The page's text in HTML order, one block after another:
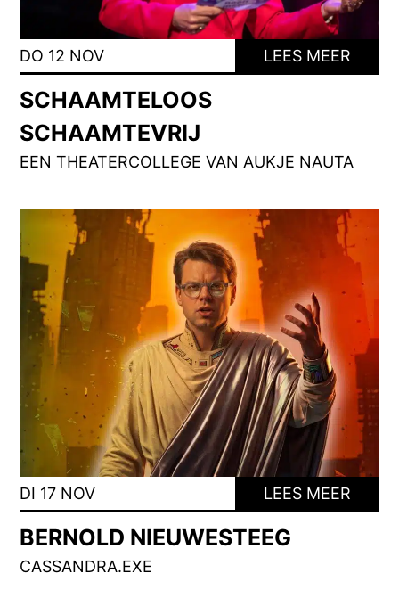
DO 12 NOV LEES MEER
SCHAAMTELOOS
SCHAAMTEVRIJ
EEN THEATERCOLLEGE VAN AUKJE NAUTA
DI 17 NOV LEES MEER
BERNOLD NIEUWESTEEG
CASSANDRA.EXE